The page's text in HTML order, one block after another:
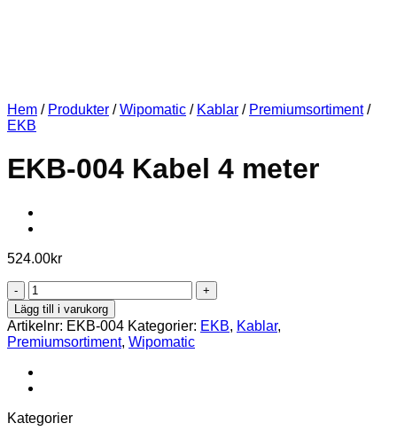
Hem / Produkter / Wipomatic / Kablar / Premiumsortiment /
EKB
EKB-004 Kabel 4 meter
524.00kr
EKB-
004
Kabel
4
meter
mängd
Lägg till i varukorg
Artikelnr: EKB-004 Kategorier: EKB, Kablar,
Premiumsortiment, Wipomatic
Kategorier